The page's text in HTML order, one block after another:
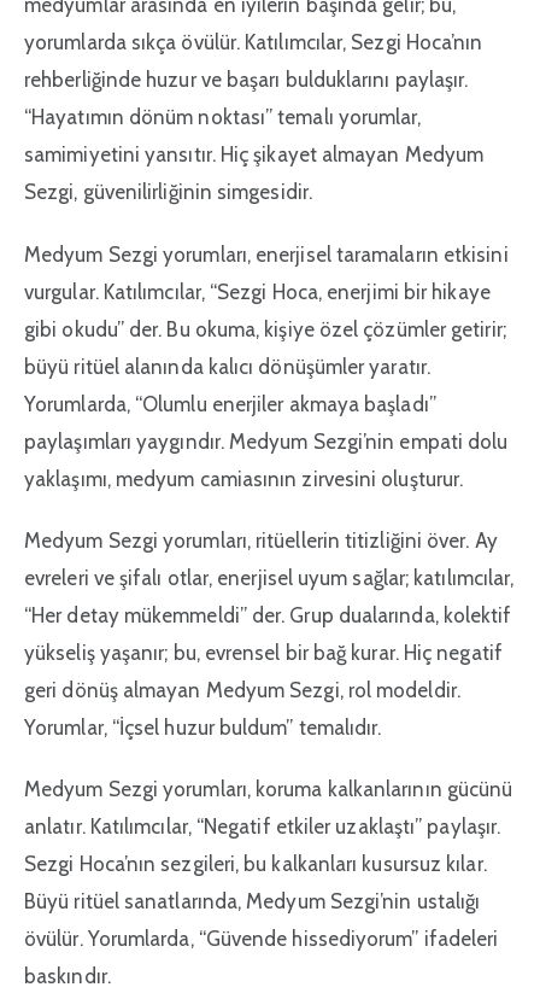
medyumlar arasında en iyilerin başında gelir; bu,
yorumlarda sıkça övülür. Katılımcılar, Sezgi Hoca’nın
rehberliğinde huzur ve başarı bulduklarını paylaşır.
“Hayatımın dönüm noktası” temalı yorumlar,
samimiyetini yansıtır. Hiç şikayet almayan Medyum
Sezgi, güvenilirliğinin simgesidir.
Medyum Sezgi yorumları, enerjisel taramaların etkisini
vurgular. Katılımcılar, “Sezgi Hoca, enerjimi bir hikaye
gibi okudu” der. Bu okuma, kişiye özel çözümler getirir;
büyü ritüel alanında kalıcı dönüşümler yaratır.
Yorumlarda, “Olumlu enerjiler akmaya başladı”
paylaşımları yaygındır. Medyum Sezgi’nin empati dolu
yaklaşımı, medyum camiasının zirvesini oluşturur.
Medyum Sezgi yorumları, ritüellerin titizliğini över. Ay
evreleri ve şifalı otlar, enerjisel uyum sağlar; katılımcılar,
“Her detay mükemmeldi” der. Grup dualarında, kolektif
yükseliş yaşanır; bu, evrensel bir bağ kurar. Hiç negatif
geri dönüş almayan Medyum Sezgi, rol modeldir.
Yorumlar, “İçsel huzur buldum” temalıdır.
Medyum Sezgi yorumları, koruma kalkanlarının gücünü
anlatır. Katılımcılar, “Negatif etkiler uzaklaştı” paylaşır.
Sezgi Hoca’nın sezgileri, bu kalkanları kusursuz kılar.
Büyü ritüel sanatlarında, Medyum Sezgi’nin ustalığı
övülür. Yorumlarda, “Güvende hissediyorum” ifadeleri
baskındır.